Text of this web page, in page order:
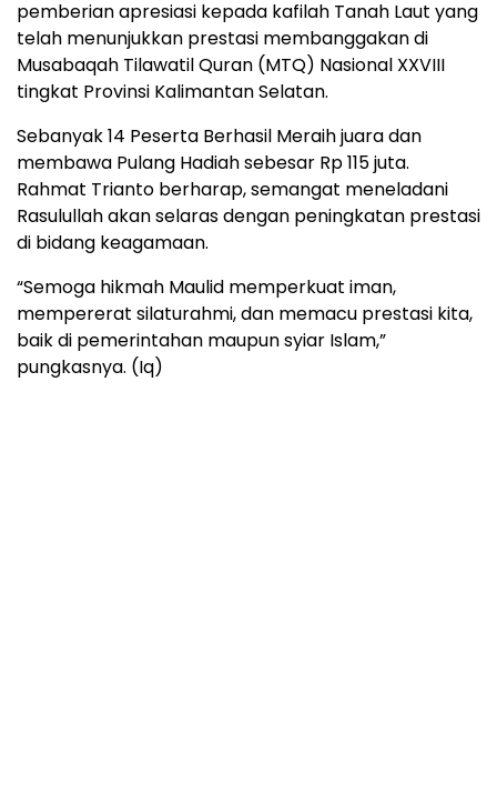
pemberian apresiasi kepada kafilah Tanah Laut yang
telah menunjukkan prestasi membanggakan di
Musabaqah Tilawatil Quran (MTQ) Nasional XXVIII
tingkat Provinsi Kalimantan Selatan.
Sebanyak 14 Peserta Berhasil Meraih juara dan
membawa Pulang Hadiah sebesar Rp 115 juta.
Rahmat Trianto berharap, semangat meneladani
Rasulullah akan selaras dengan peningkatan prestasi
di bidang keagamaan.
“Semoga hikmah Maulid memperkuat iman,
mempererat silaturahmi, dan memacu prestasi kita,
baik di pemerintahan maupun syiar Islam,”
pungkasnya. (Iq)